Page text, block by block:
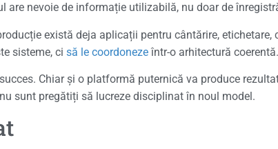
nevoie de informație utilizabilă, nu doar de
există deja aplicații pentru cântărire, etichetare,
sisteme, ci să le coordoneze într-o arhitectură coerentă.
Chiar și o platformă puternică va produce
sunt pregătiți să lucreze disciplinat în noul model.